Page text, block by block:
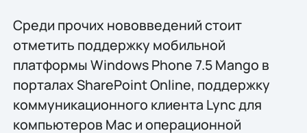
Среди прочих нововведений стоит
отметить поддержку мобильной
платформы Windows Phone 7.5 Mango в
порталах SharePoint Online, поддержку
коммуникационного клиента Lync для
компьютеров Mac и операционной